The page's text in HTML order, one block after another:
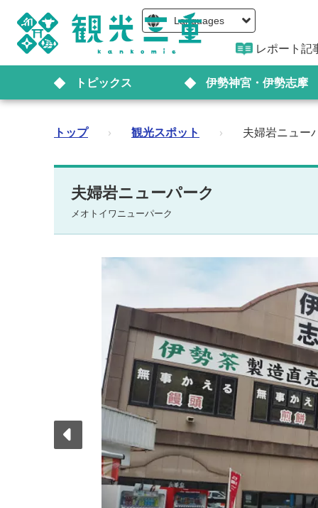
Languages
レポート記
トピックス 伊勢神宮・伊勢志摩
トップ › 観光スポット › 夫婦岩ニュー
夫婦岩ニューパーク
メオトイワニューパーク